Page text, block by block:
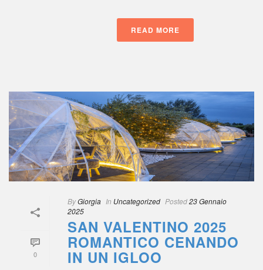
READ MORE
0
ByGiorgia In Uncategorized Posted23 Gennaio
2025
SAN VALENTINO 2025
ROMANTICO CENANDO
IN UN IGLOO